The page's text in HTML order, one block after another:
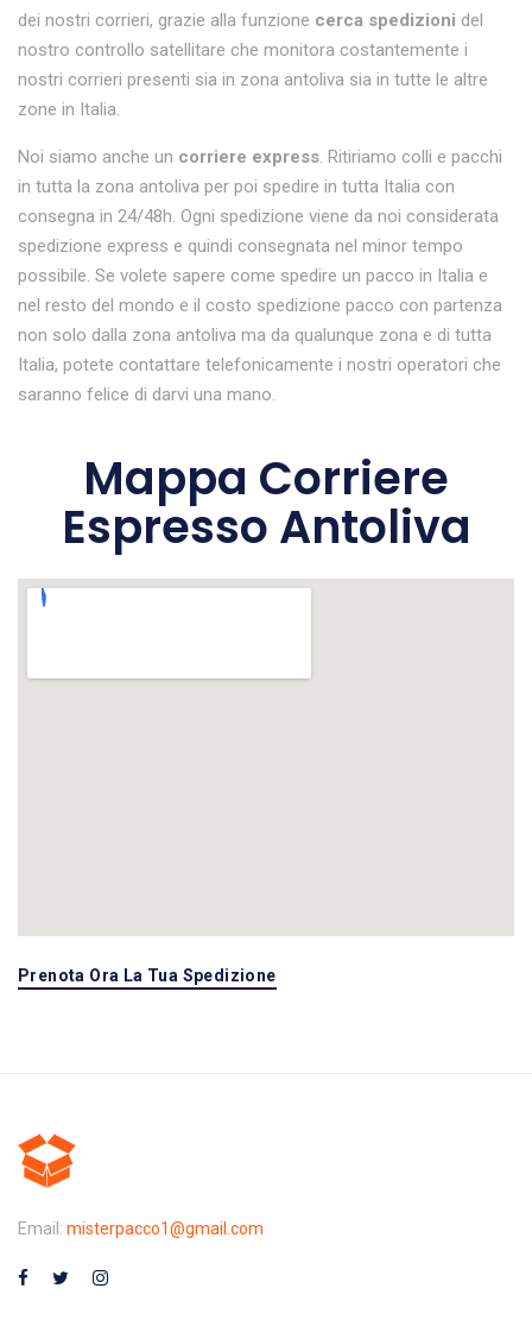
dei nostri corrieri, grazie alla funzione cerca spedizioni del
nostro controllo satellitare che monitora costantemente i
nostri corrieri presenti sia in zona antoliva sia in tutte le altre
zone in Italia.
Noi siamo anche un corriere express. Ritiriamo colli e pacchi
in tutta la zona antoliva per poi spedire in tutta Italia con
consegna in 24/48h. Ogni spedizione viene da noi considerata
spedizione express e quindi consegnata nel minor tempo
possibile. Se volete sapere come spedire un pacco in Italia e
nel resto del mondo e il costo spedizione pacco con partenza
non solo dalla zona antoliva ma da qualunque zona e di tutta
Italia, potete contattare telefonicamente i nostri operatori che
saranno felice di darvi una mano.
Mappa Corriere
Espresso Antoliva
Prenota Ora La Tua Spedizione
Email: misterpacco1@gmail.com